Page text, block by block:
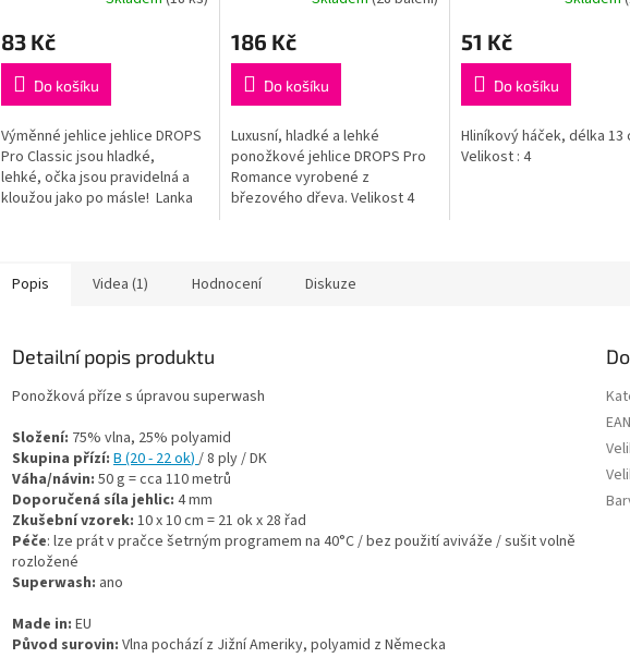
produktu
je
5,0
z
5
hvězdiček.
83 Kč
Do košíku
Výměnné jehlice jehlice DROPS
Pro Classic jsou hladké,
lehké, očka jsou pravidelná a
kloužou jako po másle! Lanka
186 Kč
Do košíku
Luxusní, hladké a lehké
ponožkové jehlice DROPS Pro
Romance vyrobené z
březového dřeva. Velikost 4
51 Kč
Do košíku
Hliníkový háček, délka 13
Velikost : 4
Popis Videa (1) Hodnocení Diskuze
Detailní popis produktu
Ponožková příze s úpravou superwash
Složení: 75% vlna, 25% polyamid
Skupina přízí: B (20 - 22 ok)/ 8 ply / DK
Váha/návin: 50 g = cca 110 metrů
Doporučená síla jehlic: 4 mm
Zkušební vzorek: 10 x 10 cm = 21 ok x 28 řad
Péče: lze prát v pračce šetrným programem na 40°C / bez použití aviváže / sušit volně
rozložené
Superwash: ano
Made in: EU
Původ surovin: Vlna pochází z Jižní Ameriky, polyamid z Německa
EAN